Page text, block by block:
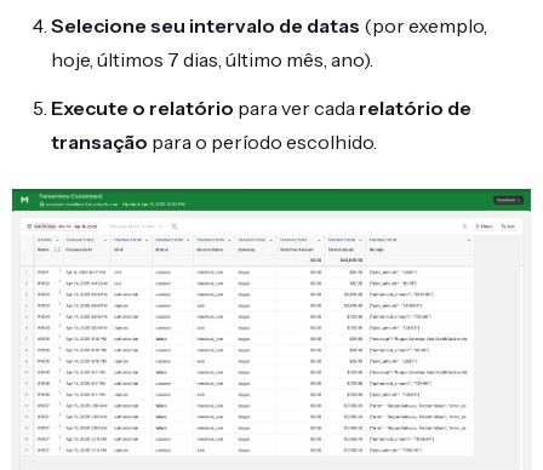
Selecione seu intervalo de datas (por exemplo,
hoje, últimos 7 dias, último mês, ano).
Execute o relatório para ver cada relatório de
transação para o período escolhido.